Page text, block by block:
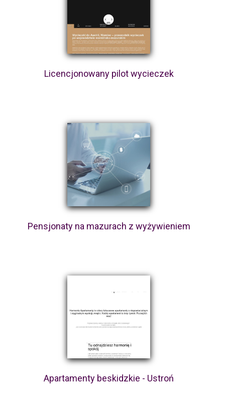
Licencjonowany pilot wycieczek
Pensjonaty na mazurach z wyżywieniem
Apartamenty beskidzkie - Ustroń